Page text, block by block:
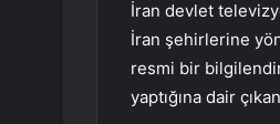
İran devlet
İran şehirlerine
resmi bir
yaptığına dair